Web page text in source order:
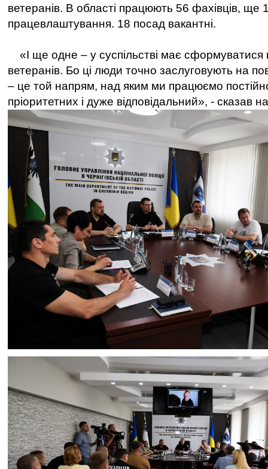
ветеранів. В області працюють 56 фахівців, ще
працевлаштування. 18 посад вакантні.
«І ще одне – у суспільстві має сформуватися
ветеранів. Бо ці люди точно заслуговують на
– це той напрям, над яким ми працюємо
пріоритетних і дуже відповідальний», - сказав